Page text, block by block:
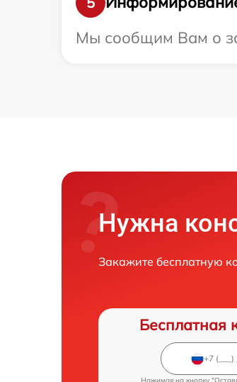
Мы сообщим Вам о
Нужна
Закажите бесплатную
Бесплатная
Нажимая на кнопку